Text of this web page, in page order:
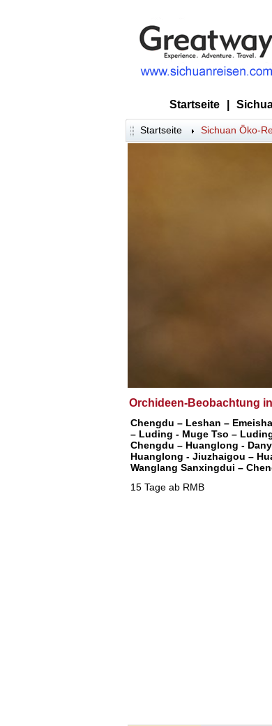
Startseite
Startseite Sichuan Öko-
Orchideen-Beobachtung
Chengdu – Leshan –
– Luding - Muge Tso –
Chengdu – Huanglong -
Huanglong - Jiuzhaigou –
Wanglang Sanxingdui –
15 Tage ab RMB